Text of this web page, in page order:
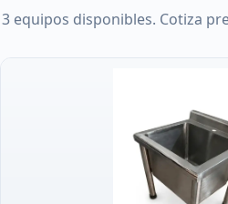
3 equipos disponibles. Cotiza